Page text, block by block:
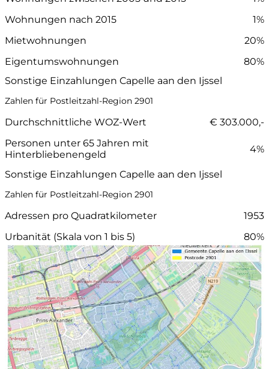
Wohnungen nach 2015
1%
Mietwohnungen
20%
Eigentumswohnungen
80%
Sonstige Einzahlungen Capelle aan den Ijssel
Zahlen für Postleitzahl-Region 2901
Durchschnittliche WOZ-Wert
€ 303.000,-
Personen unter 65 Jahren mit
Hinterbliebenengeld
4%
Sonstige Einzahlungen Capelle aan den Ijssel
Zahlen für Postleitzahl-Region 2901
Adressen pro Quadratkilometer
1953
Urbanität (Skala von 1 bis 5)
80%